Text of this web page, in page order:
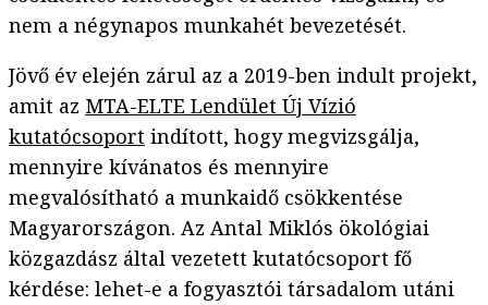
nem a négynapos munkahét bevezetését.
Jövő év elején zárul az a 2019-ben indult projekt,
amit az MTA-ELTE Lendület Új Vízió
kutatócsoport indított, hogy megvizsgálja,
mennyire kívánatos és mennyire
megvalósítható a munkaidő csökkentése
Magyarországon. Az Antal Miklós ökológiai
közgazdász által vezetett kutatócsoport fő
kérdése: lehet-e a fogyasztói társadalom utáni